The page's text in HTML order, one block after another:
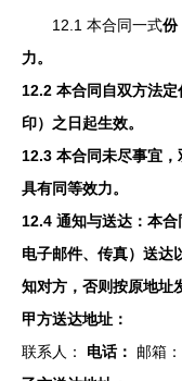
12.1 本合同一式份
力。
12.2 本合同自双方法
印）之日起生效。
12.3 本合同未尽事宜
具有同等效力。
12.4 通知与送达：本
电子邮件、传真）送达
知对方，否则按原地址
甲方送达地址：
联系人：
电话：
邮箱：